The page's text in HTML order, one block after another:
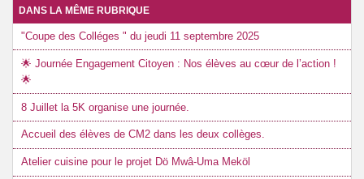
DANS LA MÊME RUBRIQUE
"Coupe des Colléges " du jeudi 11 septembre 2025
🌟 Journée Engagement Citoyen : Nos élèves au cœur de l’action !
🌟
8 Juillet la 5K organise une journée.
Accueil des élèves de CM2 dans les deux collèges.
Atelier cuisine pour le projet Dö Mwâ-Uma Meköl